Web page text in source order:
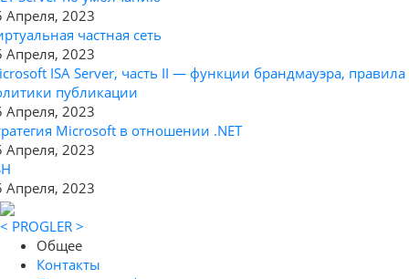
Апреля, 2023
частная сеть
Апреля, 2023
ISA Server, часть II — функции брандмауэра, правила
публикации
Апреля, 2023
Microsoft в отношении .NET
Апреля, 2023
Апреля, 2023
< PROGLER >
Общее
Контакты